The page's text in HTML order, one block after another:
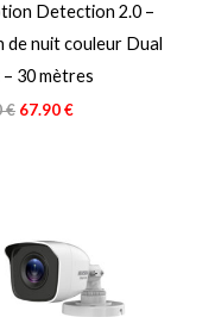
Detection 2.0 –
de nuit couleur Dual
30 mètres
€ 67.90€